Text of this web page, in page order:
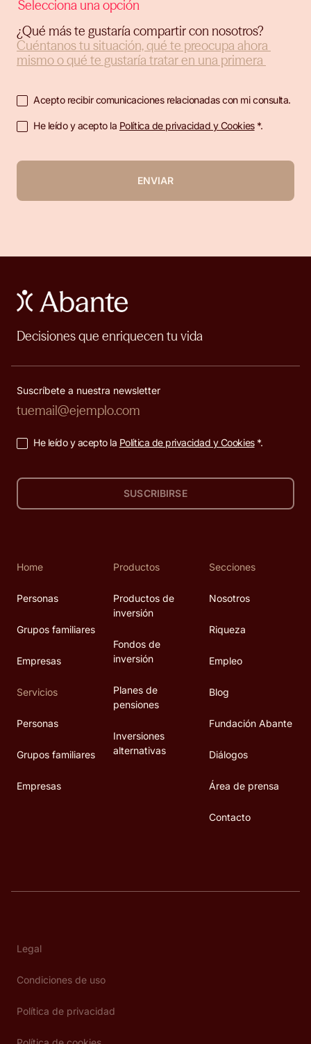
¿Qué más te gustaría compartir con nosotros?
Acepto recibir comunicaciones relacionadas con mi consulta.
He leído y acepto la Política de privacidad y Cookies*.
ENVIAR
Decisiones que enriquecen tu vida
Suscríbete a nuestra newsletter
He leído y acepto la Política de privacidad y Cookies*.
SUSCRIBIRSE
Home
Personas
Grupos familiares
Empresas
Servicios
Personas
Grupos familiares
Empresas
Productos
Productos de
inversión
Fondos de
inversión
Planes de
pensiones
Inversiones
alternativas
Secciones
Nosotros
Riqueza
Empleo
Blog
Fundación Abante
Diálogos
Área de prensa
Contacto
Legal
Condiciones de uso
Política de privacidad